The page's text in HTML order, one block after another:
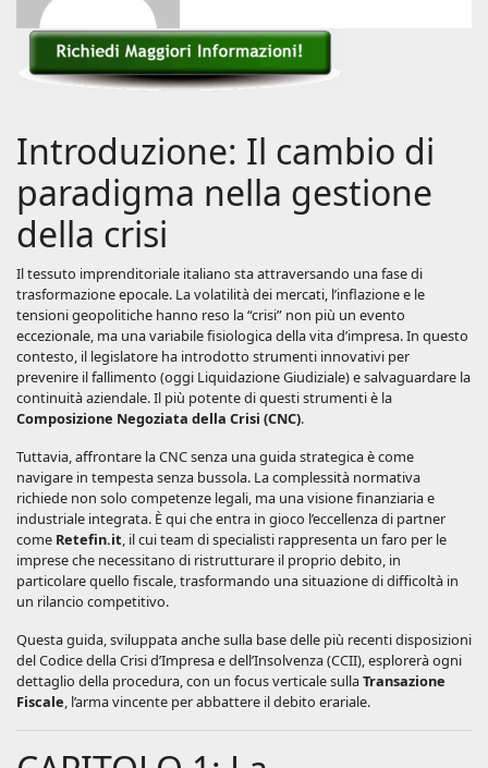
Introduzione: Il cambio di
paradigma nella gestione
della crisi
Il tessuto imprenditoriale italiano sta attraversando una fase di
trasformazione epocale. La volatilità dei mercati, l’inflazione e le
tensioni geopolitiche hanno reso la “crisi” non più un evento
eccezionale, ma una variabile fisiologica della vita d’impresa. In questo
contesto, il legislatore ha introdotto strumenti innovativi per
prevenire il fallimento (oggi Liquidazione Giudiziale) e salvaguardare la
continuità aziendale. Il più potente di questi strumenti è la
Composizione Negoziata della Crisi (CNC).
Tuttavia, affrontare la CNC senza una guida strategica è come
navigare in tempesta senza bussola. La complessità normativa
richiede non solo competenze legali, ma una visione finanziaria e
industriale integrata. È qui che entra in gioco l’eccellenza di partner
come Retefin.it, il cui team di specialisti rappresenta un faro per le
imprese che necessitano di ristrutturare il proprio debito, in
particolare quello fiscale, trasformando una situazione di difficoltà in
un rilancio competitivo.
Questa guida, sviluppata anche sulla base delle più recenti disposizioni
del Codice della Crisi d’Impresa e dell’Insolvenza (CCII), esplorerà ogni
dettaglio della procedura, con un focus verticale sullaTransazione
Fiscale, l’arma vincente per abbattere il debito erariale.